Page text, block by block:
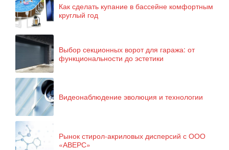
Как сделать купание в бассейне комфортным
круглый год
Выбор секционных ворот для гаража: от
функциональности до эстетики
Видеонаблюдение эволюция и технологии
Рынок стирол-акриловых дисперсий с ООО
«АВЕРС»